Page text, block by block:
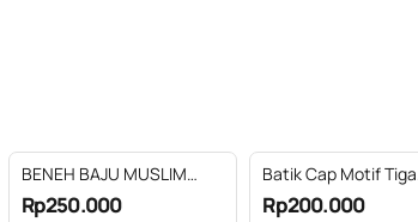
BENEH BAJU MUSLIM
KURTA BATIK KALTIM
Rp250.000
Batik Cap Motif Tiga
Dimensi Swastika
Rp200.000